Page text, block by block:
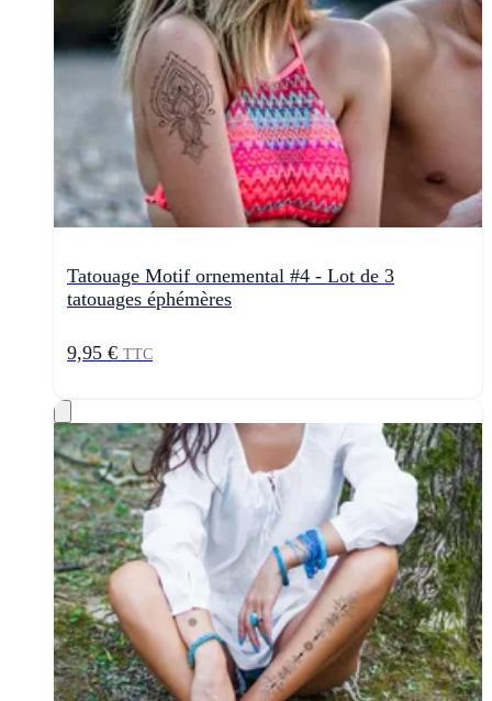
Tatouage Motif ornemental #4 - Lot de 3
tatouages éphémères
9,95 € TTC